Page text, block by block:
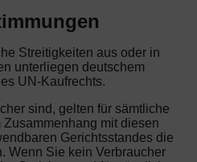
Streitigkeiten aus oder in
unterliegen deutschem
UN-Kaufrechts.
sind, gelten für sämtliche
mit diesen
Gerichtsstandes die
Wenn Sie kein Verbraucher